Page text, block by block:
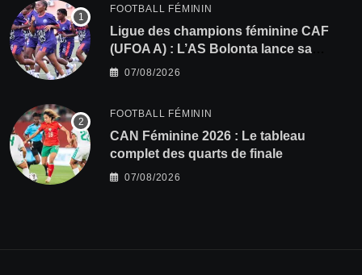
FOOTBALL FÉMININ
Ligue des champions féminine CAF
(UFOA A) : L’AS Bolonta lance sa
conquête de l’Afrique en Gambie
07/08/2026
FOOTBALL FÉMININ
CAN Féminine 2026 : Le tableau
complet des quarts de finale
07/08/2026